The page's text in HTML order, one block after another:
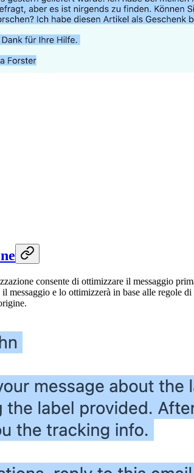
consente di ottimizzare il messaggio
messaggio e lo ottimizzerà in base alle regole